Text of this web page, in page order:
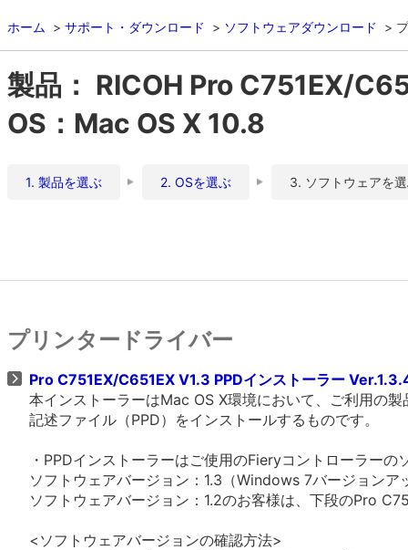
ホーム サポート・ダウンロード ソフトウェアダウンロード
製品： RICOH Pro C751EX/
OS：Mac OS X 10.8
1. 製品を選ぶ 2. OSを選ぶ 3. ソフトウェアを
プリンタードライバー
Pro C751EX/C651EX V1.3 PPDインストーラー
本インストーラーはMac OS X環境において、ご利用の
記述ファイル（PPD）をインストールするものです。
・PPDインストーラーはご使用のFieryコントローラー
ソフトウェアバージョン：1.3（Windows 7バージョン
ソフトウェアバージョン：1.2のお客様は、下段のPro
<ソフトウェアバージョンの確認方法>